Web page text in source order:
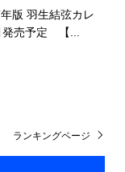
版 羽生結弦カレ
売予定 【...
ランキングページ